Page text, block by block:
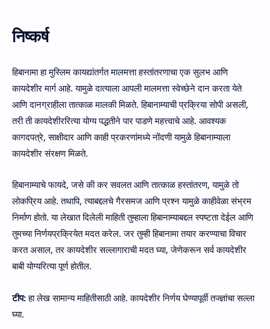
निष्कर्ष
हिबानामा हा मुस्लिम कायद्यांतर्गत मालमत्ता हस्तांतरणाचा एक सुलभ आणि
कायदेशीर मार्ग आहे. यामुळे दात्याला आपली मालमत्ता स्वेच्छेने दान करता येते
आणि दानग्राहीला तात्काळ मालकी मिळते. हिबानाम्याची प्रक्रिया सोपी असली,
तरी ती कायदेशीररित्या योग्य पद्धतीने पार पाडणे महत्त्वाचे आहे. आवश्यक
कागदपत्रे, साक्षीदार आणि काही प्रकरणांमध्ये नोंदणी यामुळे हिबानाम्याला
कायदेशीर संरक्षण मिळते.
हिबानाम्याचे फायदे, जसे की कर सवलत आणि तात्काळ हस्तांतरण, यामुळे तो
लोकप्रिय आहे. तथापि, त्याबद्दलचे गैरसमज आणि प्रश्न यामुळे काहीवेळा संभ्रम
निर्माण होतो. या लेखात दिलेली माहिती तुम्हाला हिबानाम्याबद्दल स्पष्टता देईल आणि
तुमच्या निर्णयप्रक्रियेत मदत करेल. जर तुम्ही हिबानामा तयार करण्याचा विचार
करत असाल, तर कायदेशीर सल्लागाराची मदत घ्या, जेणेकरून सर्व कायदेशीर
बाबी योग्यरित्या पूर्ण होतील.
टीप:हा लेख सामान्य माहितीसाठी आहे. कायदेशीर निर्णय घेण्यापूर्वी तज्ज्ञांचा सल्ला
घ्या.